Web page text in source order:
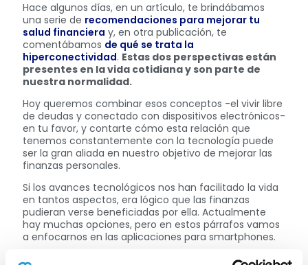
Hace algunos días, en un artículo, te brindábamos
una serie de recomendaciones para mejorar tu
salud financiera y, en otra publicación, te
comentábamos de qué se trata la
hiperconectividad. Estas dos perspectivas están
presentes en la vida cotidiana y son parte de
nuestra normalidad.
Hoy queremos combinar esos conceptos -el vivir libre
de deudas y conectado con dispositivos electrónicos-
en tu favor, y contarte cómo esta relación que
tenemos constantemente con la tecnología puede
ser la gran aliada en nuestro objetivo de mejorar las
finanzas personales.
Si los avances tecnológicos nos han facilitado la vida
en tantos aspectos, era lógico que las finanzas
pudieran verse beneficiadas por ella. Actualmente
hay muchas opciones, pero en estos párrafos vamos
a enfocarnos en las aplicaciones para smartphones.
Hay muchas opciones, cada una con sus propias